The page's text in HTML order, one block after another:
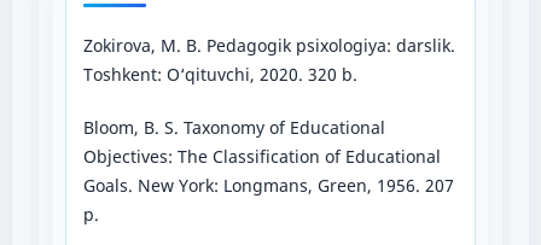
Zokirova, M. B. Pedagogik psixologiya: darslik.
Toshkent: O‘qituvchi, 2020. 320 b.
Bloom, B. S. Taxonomy of Educational
Objectives: The Classification of Educational
Goals. New York: Longmans, Green, 1956. 207
p.